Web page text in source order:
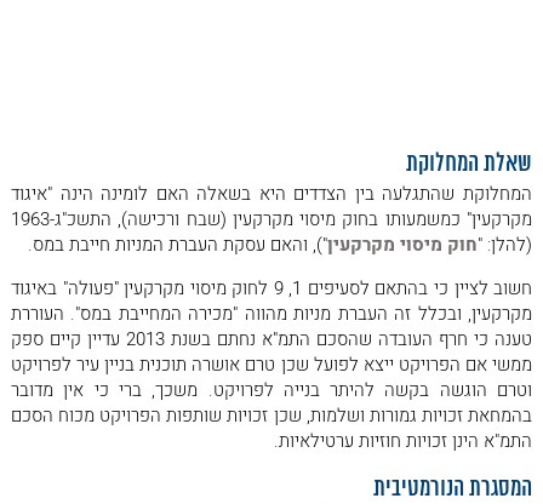
שאלת המחלוקת
המחלוקת שהתגלעה בין הצדדים היא בשאלה האם לומינה הינה "איגוד
מקרקעין" כמשמעותו בחוק מיסוי מקרקעין (שבח ורכישה), התשכ"ג-1963
(להלן: "חוק מיסוי מקרקעין"), והאם עסקת העברת המניות חייבת במס.
חשוב לציין כי בהתאם לסעיפים 1, 9 לחוק מיסוי מקרקעין "פעולה" באיגוד
מקרקעין, ובכלל זה העברת מניות מהווה "מכירה המחייבת במס". העוררת
טענה כי חרף העובדה שהסכם התמ"א נחתם בשנת 2013 עדיין קיים ספק
ממשי אם הפרויקט ייצא לפועל שכן טרם אושרה תוכנית בניין עיר לפרויקט
וטרם הוגשה בקשה להיתר בנייה לפרויקט. משכך, ברי כי אין מדובר
בהמחאת זכויות גמורות ושלמות, שכן זכויות שותפות הפרויקט מכוח הסכם
התמ"א הינן זכויות חוזיות ערטילאיות.
המסגרת הנורמטיבית